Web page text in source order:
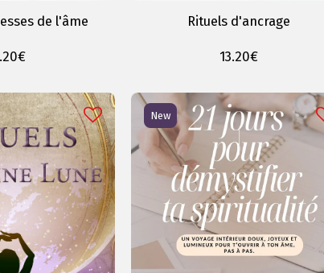
de l'âme
€
Rituels d'ancrage
13.20€
New